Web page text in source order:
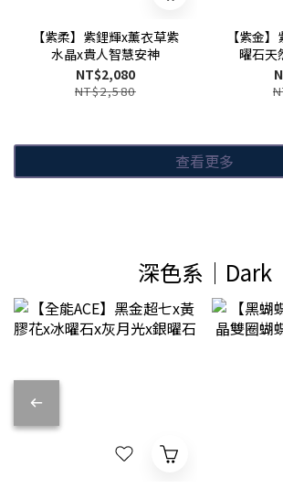
【紫柔】紫鋰輝x薰衣草紫
水晶x貴人智慧安神
NT$2,080
NT$2,580
【紫金
曜石天
查看更多
深色系│Dark